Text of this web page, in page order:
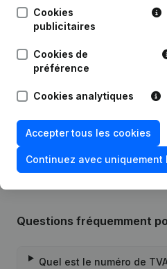
Date
21-02-2023
Statuts
Autres
27-12-2018
Questions fréquemment
Quel est le numéro de
Cookies
publicitaires
Cookies de
préférence
Cookies analytiques
Accepter tous les cookies
Continuez avec